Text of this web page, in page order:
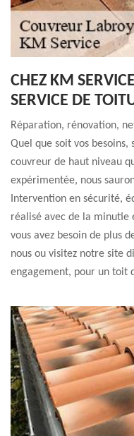
CHEZ KM
SERVICE DE
Réparation, rénovation,
Quel que soit vos besoins,
couvreur de haut niveau
expérimentée, nous
Intervention en sécurité,
réalisé avec de la minutie
vous avez besoin de plus
nous ou visitez notre site
engagement, pour un toit